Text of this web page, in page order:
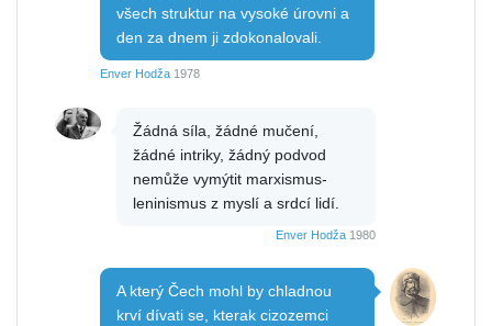
všech struktur na vysoké úrovni a
den za dnem ji zdokonalovali.
Enver Hodža 1978
Žádná síla, žádné mučení,
žádné intriky, žádný podvod
nemůže vymýtit marxismus-
leninismus z myslí a srdcí lidí.
Enver Hodža 1980
A který Čech mohl by chladnou
krví dívati se, kterak cizozemci